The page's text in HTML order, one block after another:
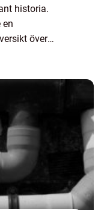
historia.
en
över